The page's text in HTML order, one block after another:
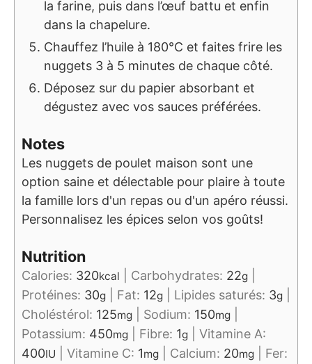
la farine, puis dans l’œuf battu et enfin
dans la chapelure.
Chauffez l’huile à 180°C et faites frire les
nuggets 3 à 5 minutes de chaque côté.
Déposez sur du papier absorbant et
dégustez avec vos sauces préférées.
Notes
Les nuggets de poulet maison sont une
option saine et délectable pour plaire à toute
la famille lors d'un repas ou d'un apéro réussi.
Personnalisez les épices selon vos goûts!
Nutrition
Calories: 320kcal Carbohydrates: 22g
Protéines: 30g Fat: 12g Lipides saturés: 3g
Choléstérol: 125mg Sodium: 150mg
Potassium: 450mg Fibre: 1g
Vitamine A:
400IU Vitamine C: 1mg Calcium: 20mg
Fer: